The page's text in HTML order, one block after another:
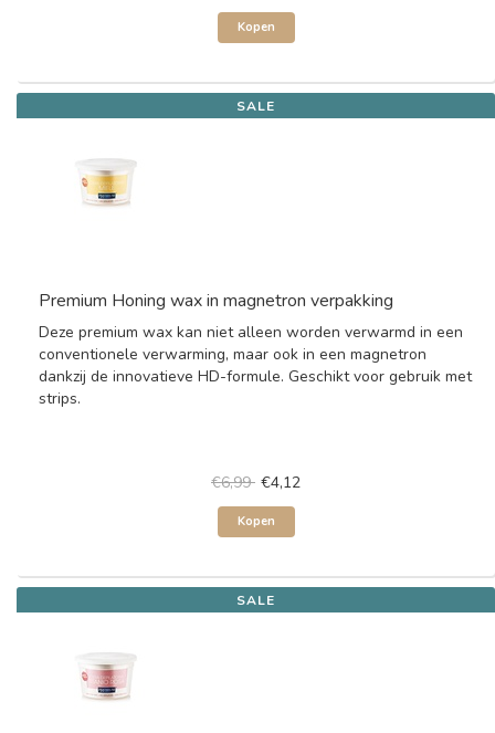
Kopen
SALE
Premium Honing wax in magnetron verpakking
Deze premium wax kan niet alleen worden verwarmd in een
conventionele verwarming, maar ook in een magnetron
dankzij de innovatieve HD-formule. Geschikt voor gebruik met
strips.
€6,99 €4,12
Kopen
SALE